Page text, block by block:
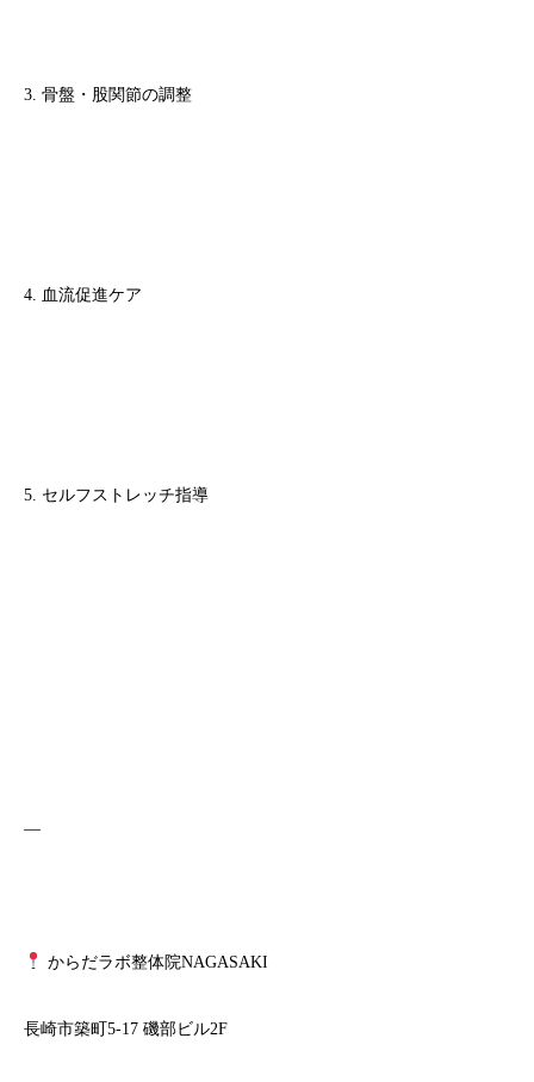
3. 骨盤・股関節の調整
4. 血流促進ケア
5. セルフストレッチ指導
—
からだラボ整体院NAGASAKI
長崎市築町5-17 磯部ビル2F